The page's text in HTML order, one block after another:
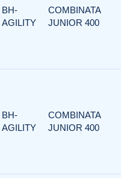
BH-
AGILITY
COMBINATA
JUNIOR 400
BH-
AGILITY
COMBINATA
JUNIOR 400